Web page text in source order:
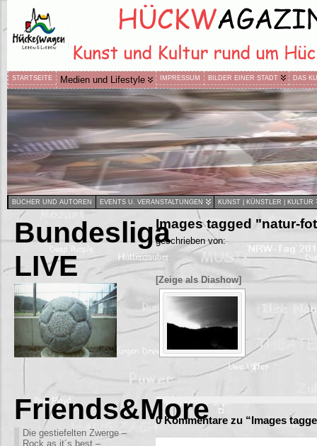
STARTSEITE Medien und Lifestyle IMPRESSUM BILDER EINER STADT DAS
BÜCHER UND AUTOREN EVENTS U. VERANSTALTUNGEN KUNST | KÜNSTLER | KULTUR
Bundesliga
LIVE
Friends&More
Die gestiefelten Zwerge –
Rock as it´s best –
Images tagged "natur-
geschrieben von:
[Zeige als Diashow]
0 Kommentare zu “Images